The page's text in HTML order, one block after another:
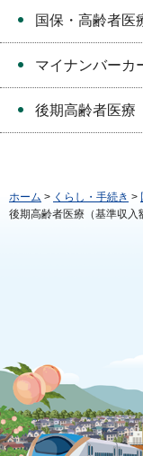
国保・高齢者医
マイナンバーカ
後期高齢者医療
ホーム > くらし・手続き >
後期高齢者医療（基準収入